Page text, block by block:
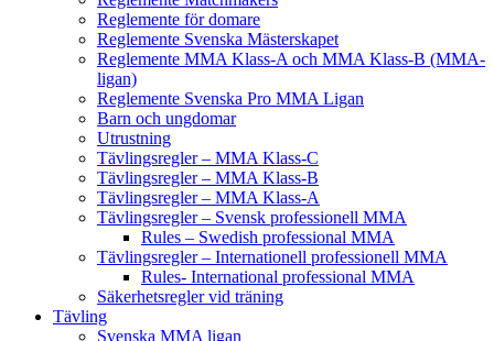
Reglemente för domare
Reglemente Svenska Mästerskapet
Reglemente MMA Klass-A och MMA Klass-B (MMA-
ligan)
Reglemente Svenska Pro MMA Ligan
Barn och ungdomar
Utrustning
Tävlingsregler – MMA Klass-C
Tävlingsregler – MMA Klass-B
Tävlingsregler – MMA Klass-A
Tävlingsregler – Svensk professionell MMA
Rules – Swedish professional MMA
Tävlingsregler – Internationell professionell MMA
Rules- International professional MMA
Säkerhetsregler vid träning
Tävling
Svenska MMA ligan